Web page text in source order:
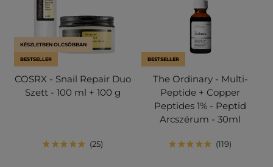
KÉSZLETBEN OLCSÓBBAN
BESTSELLER
COSRX - Snail Repair Duo
Szett - 100 ml + 100 g
25
BESTSELLER
The Ordinary - Multi-
Peptide + Copper
Peptides 1% - Peptid
Arcszérum - 30ml
119